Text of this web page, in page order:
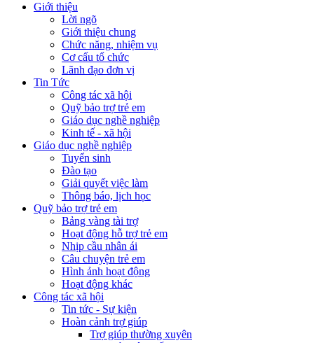
Giới thiệu
Lời ngõ
Giới thiệu chung
Chức năng, nhiệm vụ
Cơ cấu tổ chức
Lãnh đạo đơn vị
Tin Tức
Công tác xã hội
Quỹ bảo trợ trẻ em
Giáo dục nghề nghiệp
Kinh tế - xã hội
Giáo dục nghề nghiệp
Tuyển sinh
Đào tạo
Giải quyết việc làm
Thông báo, lịch học
Quỹ bảo trợ trẻ em
Bảng vàng tài trợ
Hoạt động hỗ trợ trẻ em
Nhịp cầu nhân ái
Câu chuyện trẻ em
Hình ảnh hoạt động
Hoạt động khác
Công tác xã hội
Tin tức - Sự kiện
Hoàn cảnh trợ giúp
Trợ giúp thường xuyên